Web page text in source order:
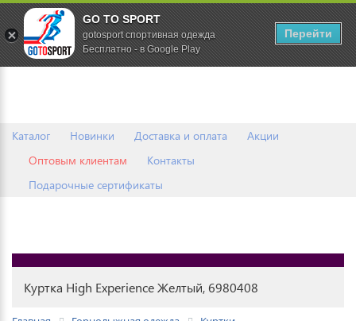
Каталог Новинки Доставка и оплата
Акции
Оптовым клиентам
Контакты
Подарочные сертификаты
0
Куртка High Experience Желтый, 6980408
GO TO SPORT
gotosport спортивная одежда
Бесплатно - в Google Play
Перейти